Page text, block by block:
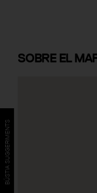
SOBREEL
BÚSTIA SUGGERIMENTS